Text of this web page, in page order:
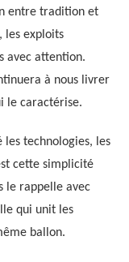
entre tradition et
les exploits
avec attention.
à nous livrer
le caractérise.
technologies, les
cette simplicité
le rappelle avec
qui unit les
ballon.